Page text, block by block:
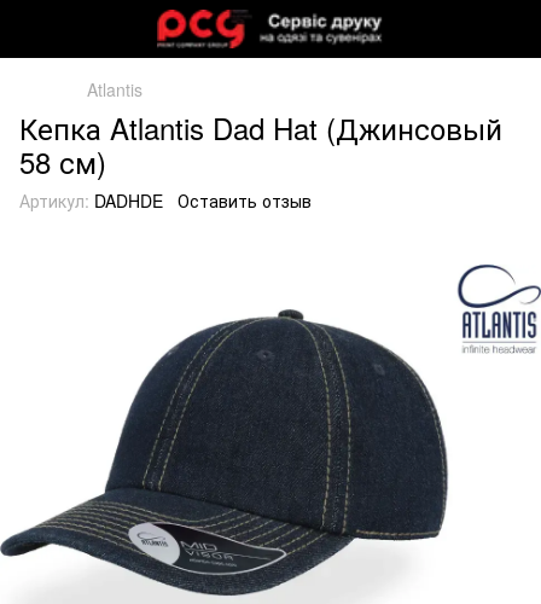
Atlantis
Кепка Atlantis Dad Hat (Джинсовый
58 см)
Артикул: DADHDE Оставить отзыв